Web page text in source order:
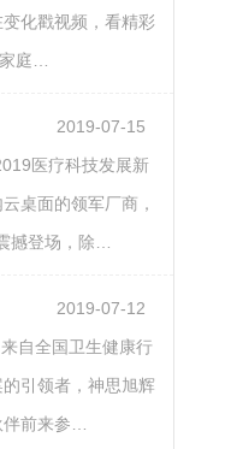
化戳视频，看精彩
庭…
2019-07-15
医疗科技发展新
桌面的领军厂商，
撼登场，除…
2019-07-12
自全国卫生健康行
引领者，神思旭辉
前来参…